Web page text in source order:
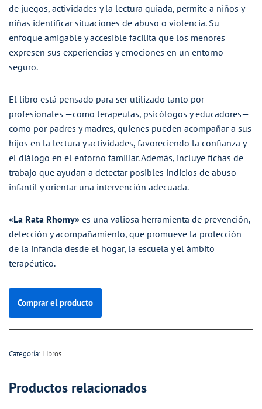
de juegos, actividades y la lectura guiada, permite a niños y
niñas identificar situaciones de abuso o violencia. Su
enfoque amigable y accesible facilita que los menores
expresen sus experiencias y emociones en un entorno
seguro.
El libro está pensado para ser utilizado tanto por
profesionales —como terapeutas, psicólogos y educadores—
como por padres y madres, quienes pueden acompañar a sus
hijos en la lectura y actividades, favoreciendo la confianza y
el diálogo en el entorno familiar. Además, incluye fichas de
trabajo que ayudan a detectar posibles indicios de abuso
infantil y orientar una intervención adecuada.
«La Rata Rhomy» es una valiosa herramienta de prevención,
detección y acompañamiento, que promueve la protección
de la infancia desde el hogar, la escuela y el ámbito
terapéutico.
Comprar el producto
Categoría: Libros
Productos relacionados